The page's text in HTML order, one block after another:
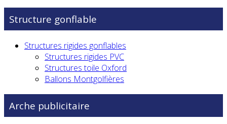
Structure gonflable
Structures rigides gonflables
Structures rigides PVC
Structures toile Oxford
Ballons Montgolfières
Arche publicitaire